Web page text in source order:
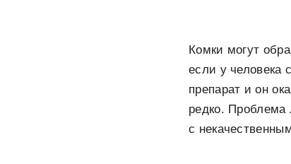
Комки могут
если у человека
препарат и он
редко.
с